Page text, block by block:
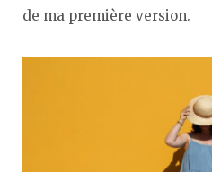
de ma première version.